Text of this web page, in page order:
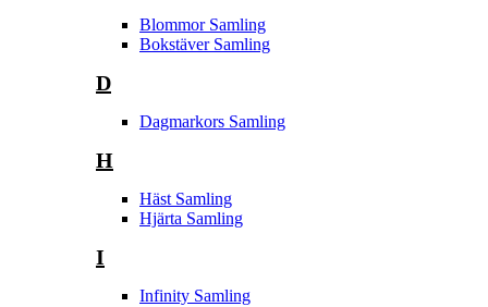
Blommor Samling
Bokstäver Samling
D
Dagmarkors Samling
H
Häst Samling
Hjärta Samling
I
Infinity Samling